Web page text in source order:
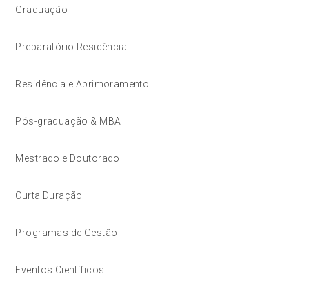
Graduação
Preparatório Residência
Residência e Aprimoramento
Pós-graduação & MBA
Mestrado e Doutorado
Curta Duração
Programas de Gestão
Eventos Científicos